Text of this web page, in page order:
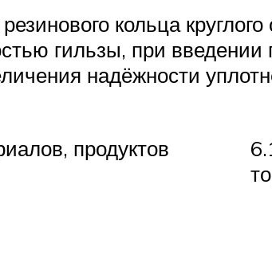
кольца
гильзы, при
надёжности
продуктов